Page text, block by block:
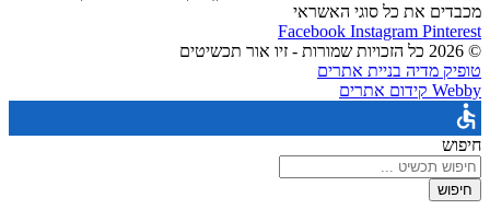
מכבדים את כל סוגי האשראי
Facebook Instagram Pinterest
© 2026 כל הזכויות שמורות - זיו אור תכשיטים
טופיק מדיה בניית אתרים
Webby קידום אתרים
חיפוש
חיפוש